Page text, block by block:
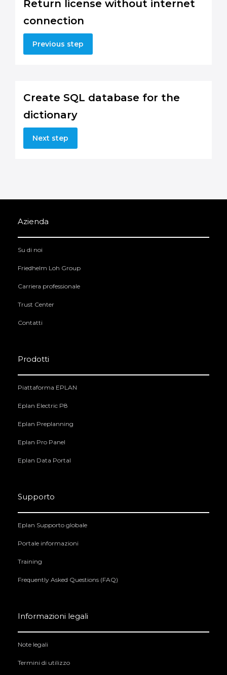
Return license without internet
connection
Previous step
Create SQL database for the
dictionary
Next step
Azienda
Su di noi
Friedhelm Loh Group
Carriera professionale
Trust Center
Contatti
Prodotti
Piattaforma EPLAN
Eplan Electric P8
Eplan Preplanning
Eplan Pro Panel
Eplan Data Portal
Supporto
Eplan Supporto globale
Portale informazioni
Training
Frequently Asked Questions (FAQ)
Informazioni legali
Note legali
Termini di utilizzo